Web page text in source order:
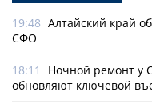
19:48 Алтайский край
СФО
18:11
Ночной ремонт у
обновляют ключевой